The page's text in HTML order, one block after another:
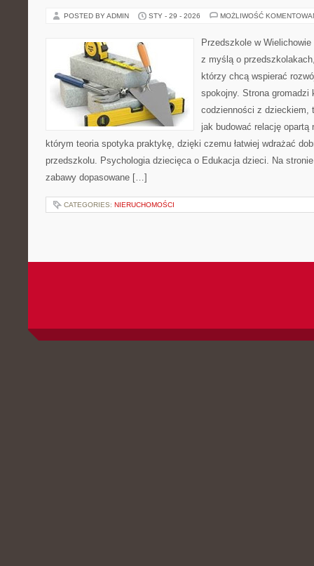
POSTED BY ADMIN STY - 29 - 2026 MOŻLIWOŚĆ
Przedszkole w
z myślą o
którzy chcą wspierać
spokojny. Strona gromadzi
codzienności z dzieckiem,
jak budować relację
którym teoria spotyka praktykę, dzięki czemu łatwiej wdrażać
przedszkolu. Psychologia dziecięca o Edukacja dzieci. Na
zabawy dopasowane […]
CATEGORIES: NIERUCHOMOŚCI